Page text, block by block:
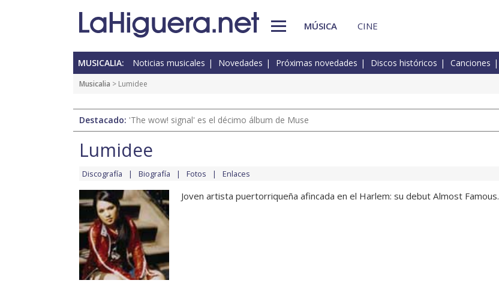
MÚSICA CINE
MUSICALIA: Noticias musicales Novedades Próximas novedades Discos históricos Canciones
Musicalia > Lumidee
Destacado: 'The wow! signal' es el décimo álbum de Muse
Lumidee
Discografía Biografía Fotos Enlaces
Joven artista puertorriqueña afincada en el Harlem: su debut Almost Famous.